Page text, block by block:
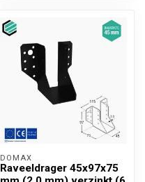
DOMAX
Raveeldrager 45x97x75